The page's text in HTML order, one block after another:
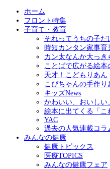
ホーム
フロント特集
子育て・教育
それってうちの子だ
時短カンタン家事育
カン太なんか大っき
ことばで広がる絵本
天才！こどもりあん
こぴちゃんの手作り
キッズNews
かわいい、おいしい
絵本に出てくる「こ
YAC
過去の人気連載コラ
みんなの健康
健康トピックス
医療TOPICS
みんなの健康フェア